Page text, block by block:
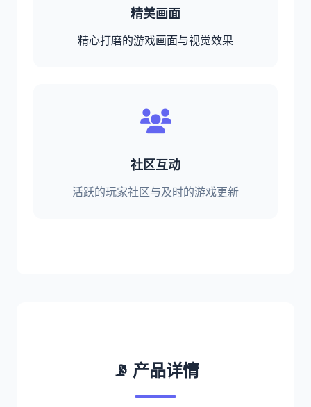
精美画面
精心打磨的游戏画面与视觉效果
社区互动
活跃的玩家社区与及时的游戏更新
📡 产品详情